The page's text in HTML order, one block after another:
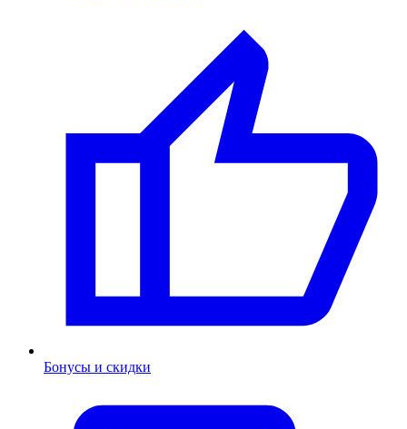
Бонусы и скидки